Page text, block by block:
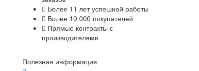
Более 11 лет успешной работы
Более 10 000 покупателей
Прямые контракты с
производителями
Полезная информация